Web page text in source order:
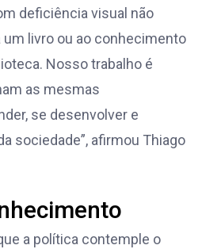
deficiência visual não
livro ou ao conhecimento
Nosso trabalho é
as mesmas
se desenvolver e
sociedade”, afirmou Thiago
a política contemple o